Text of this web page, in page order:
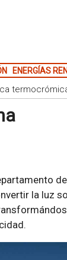
ENERGÍAS
de
la luz